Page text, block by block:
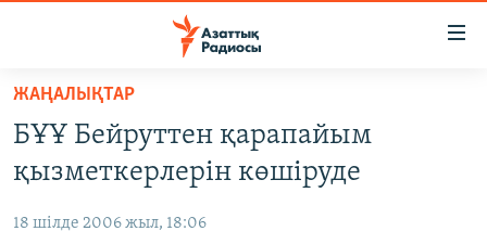
Skip
main
content
to
ҚАҢТАР ОҚИҒАСЫ
ЖАҢАЛЫҚТАР
БҰҰ Бейруттен қарапайым
қызметкерлерін көшіруде
18 шілде 2006 жыл, 18:06